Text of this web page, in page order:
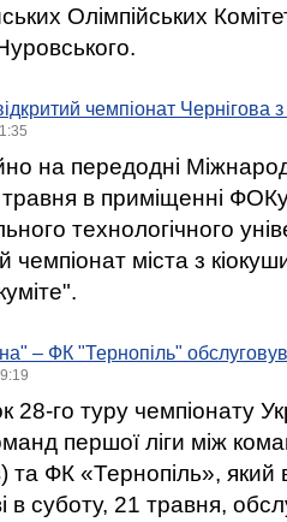
Олімпійських
чемпіонат Чернігова
на передодні
в приміщенні ФОКу
технологічного
чемпіонат міста з
– ФК "Тернопіль"
28-го туру чемпіонату
першої ліги між
та ФК «Тернопіль», який
в суботу, 21 травня,